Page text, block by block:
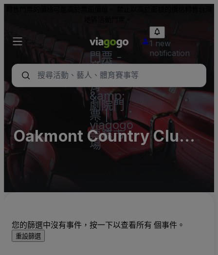
門票 -
音樂
會、體
育
&amp;
劇院門
票 |
viagogo
票務市
場
1 new
notification
Oakmont Country Club
Parking Lots (InActive)
您的篩選中沒有事件，按一下以查看所有 個事件。
重設篩選